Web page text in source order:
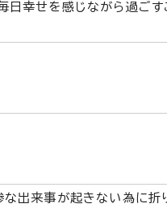
日幸せを感じながら過ごす
な出来事が起きない為に